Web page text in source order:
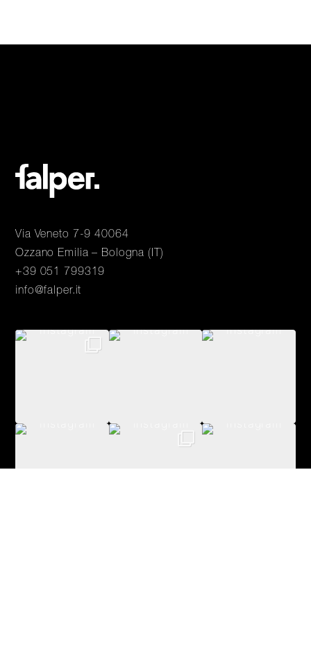
Via Veneto 7-9 40064
Ozzano Emilia – Bologna (IT)
+39 051 799319
info@falper.it